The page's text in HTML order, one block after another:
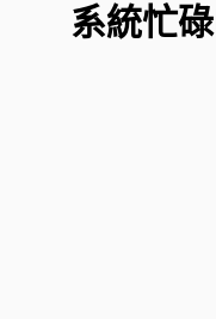
系統忙